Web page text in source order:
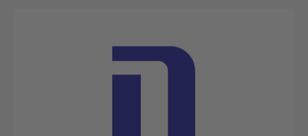
Ignorer la galerie d'images